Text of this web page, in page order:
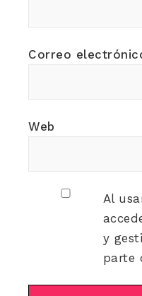
Correo
Web
Al
y
parte